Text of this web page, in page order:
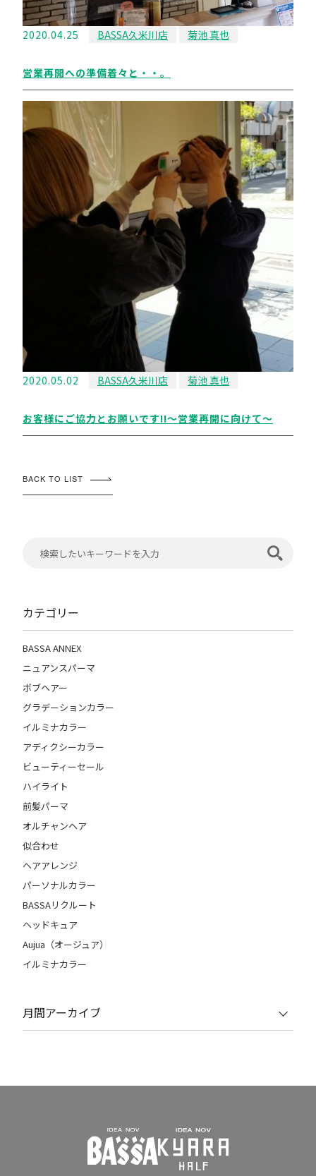
2020.04.25 BASSA久米川店 菊池 真也
営業再開への準備着々と・・。
2020.05.02 BASSA久米川店 菊池 真也
お客様にご協力とお願いです!!〜営業再開に向けて〜
BACK TO LIST
カテゴリー
BASSA ANNEX
ニュアンスパーマ
ボブヘアー
グラデーションカラー
イルミナカラー
アディクシーカラー
ビューティーセール
ハイライト
前髪パーマ
オルチャンヘア
似合わせ
ヘアアレンジ
パーソナルカラー
BASSAリクルート
ヘッドキュア
Aujua（オージュア）
イルミナカラー
月間アーカイブ